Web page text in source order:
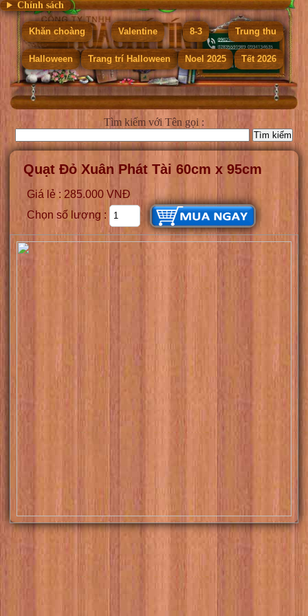
Chính sách
Khăn choàng Valentine 8-3 Trung thu
Halloween Trang trí Halloween Noel 2025 Tết 2026
Tìm kiếm với Tên gọi :
Quạt Đỏ Xuân Phát Tài 60cm x 95cm
Giá lẻ : 285.000 VNĐ
Chọn số lượng :